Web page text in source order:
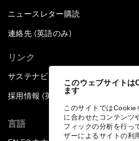
このウェブサイト
ます
このサイトではCookie
に合わせたコンテンツ
フィックの分析を行っ
ザーによるサイトの利
ニュースレター購読
連絡先 (英語のみ)
リンク
サステナビリティへの取り組み
採用情報 (英語のみ)
言語